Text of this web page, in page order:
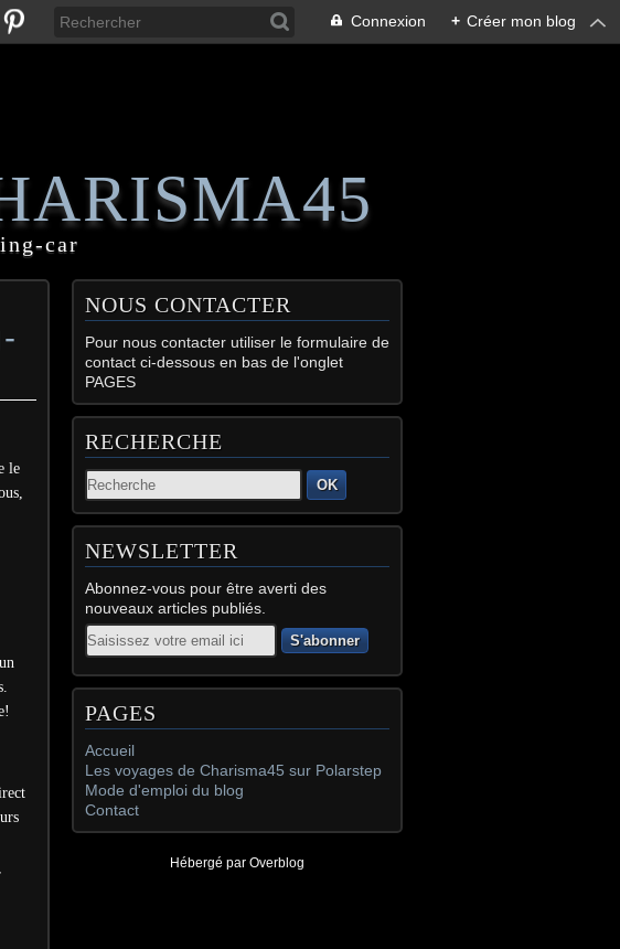
Connexion + Créer mon blog
car
le
NOUS CONTACTER
Pour nous contacter utiliser le formulaire de
contact ci-dessous en bas de l'onglet
PAGES
RECHERCHE
OK
NEWSLETTER
Abonnez-vous pour être averti des
nouveaux articles publiés.
Email
PAGES
Accueil
Les voyages de Charisma45 sur Polarstep
Mode d'emploi du blog
Contact
Hébergé par Overblog